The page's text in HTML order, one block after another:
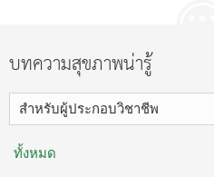
บทความสุขภาพน่ารู้
สำหรับผู้ประกอบวิชาชีพ
ทั้งหมด